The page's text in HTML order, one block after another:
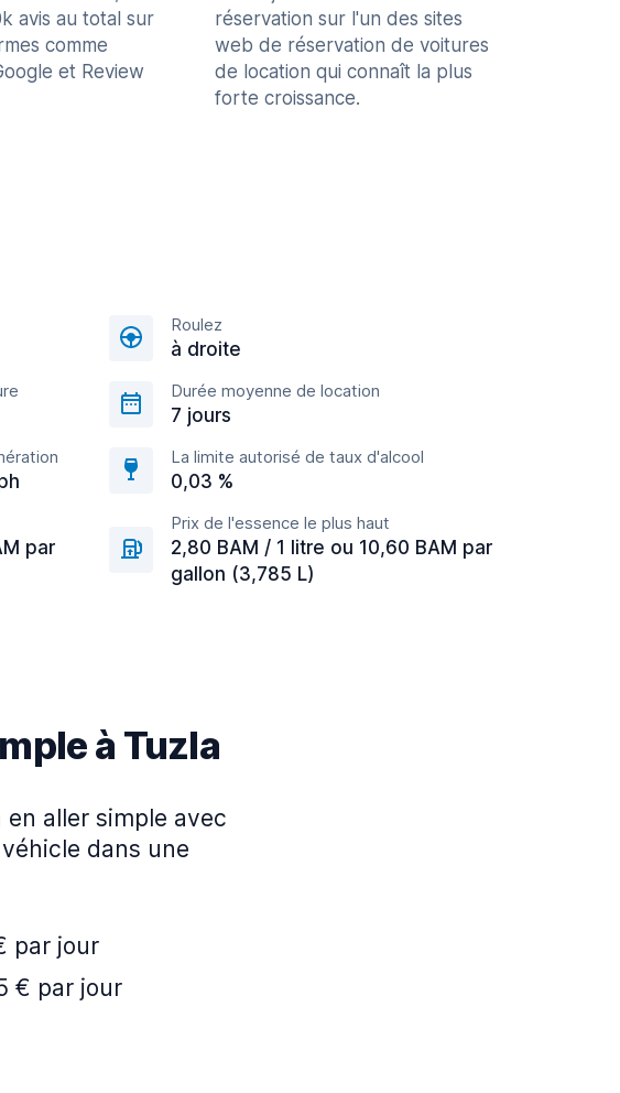
avis au total sur
comme
et Review
réservation sur l'un des sites
web de réservation de voitures
de location qui connaît la plus
forte croissance.
Roulez
à droite
Durée moyenne de location
7 jours
La limite autorisé de taux d'alcool
0,03 %
par
Prix de l'essence le plus haut
2,80 BAM / 1 litre ou 10,60 BAM par
gallon (3,785 L)
à Tuzla
aller simple avec
dans une
par jour
€ par jour